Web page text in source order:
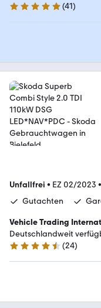
5 Sterne
(41)
Unfallfrei • EZ 02/2023 •
Gutachten
Vehicle Trading
Deutschlandweit
4.4 Sterne
(24)